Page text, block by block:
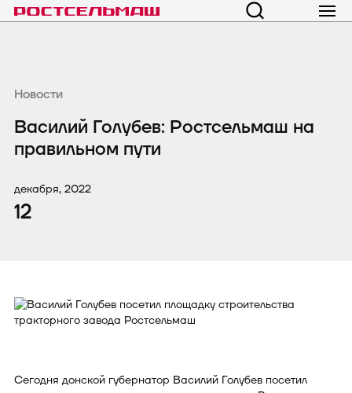
Новости
Василий Голубев: Ростсельмаш на
правильном пути
декабря, 2022
12
Сегодня донской губернатор Василий Голубев посетил